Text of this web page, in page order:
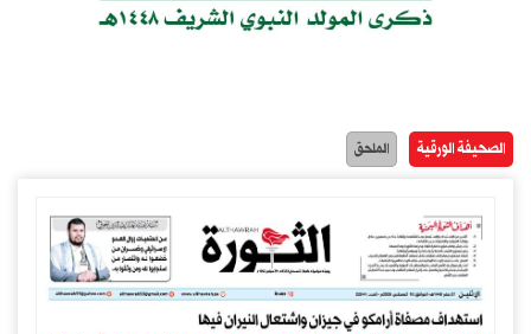
الصحيفة الورقية الملحق